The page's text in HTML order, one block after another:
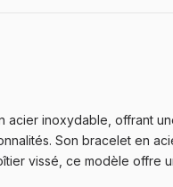
acier inoxydable, offrant
Son bracelet en
vissé, ce modèle offre